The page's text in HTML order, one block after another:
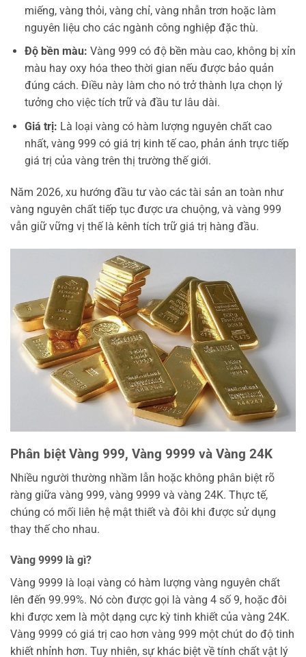
miếng, vàng thỏi, vàng chỉ, vàng nhẫn trơn hoặc làm
nguyên liệu cho các ngành công nghiệp đặc thù.
Độ bền màu: Vàng 999 có độ bền màu cao, không bị xỉn
màu hay oxy hóa theo thời gian nếu được bảo quản
đúng cách. Điều này làm cho nó trở thành lựa chọn lý
tưởng cho việc tích trữ và đầu tư lâu dài.
Giá trị: Là loại vàng có hàm lượng nguyên chất cao
nhất, vàng 999 có giá trị kinh tế cao, phản ánh trực tiếp
giá trị của vàng trên thị trường thế giới.
Năm 2026, xu hướng đầu tư vào các tài sản an toàn như
vàng nguyên chất tiếp tục được ưa chuộng, và vàng 999
vẫn giữ vững vị thế là kênh tích trữ giá trị hàng đầu.
Phân biệt Vàng 999, Vàng 9999 và Vàng 24K
Nhiều người thường nhầm lẫn hoặc không phân biệt rõ
ràng giữa vàng 999, vàng 9999 và vàng 24K. Thực tế,
chúng có mối liên hệ mật thiết và đôi khi được sử dụng
thay thế cho nhau.
Vàng 9999 là gì?
Vàng 9999 là loại vàng có hàm lượng vàng nguyên chất
lên đến 99.99%. Nó còn được gọi là vàng 4 số 9, hoặc đôi
khi được xem là một dạng cực kỳ tinh khiết của vàng 24K.
Vàng 9999 có giá trị cao hơn vàng 999 một chút do độ tinh
khiết nhỉnh hơn. Tuy nhiên, sự khác biệt về tính chất vật lý